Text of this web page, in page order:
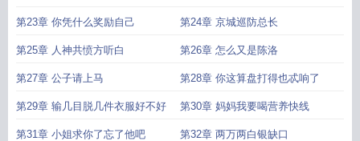
第23章 你凭什么奖励自己 第24章 京城巡防总长
第25章 人神共愤方听白 第26章 怎么又是陈洛
第27章 公子请上马 第28章 你这算盘打得也忒响了
第29章 输几目脱几件衣服好不好 第30章 妈妈我要喝营养快线
第31章 小姐求你了忘了他吧 第32章 两万两白银缺口